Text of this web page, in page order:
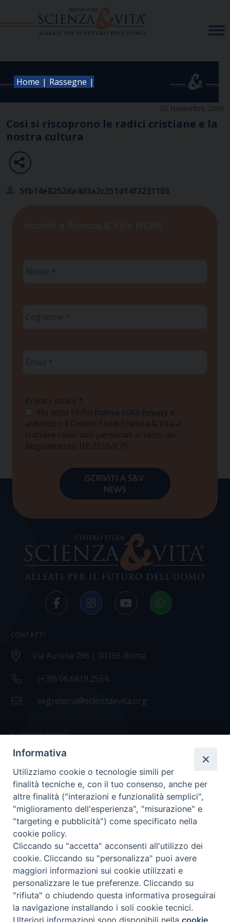
Home | Rassegne |
30 Novembre 2009
Così si riscoprono le radici cristiane e la
nostra cultura
5fb14e8252da4d3a2c351d14f3231103
Privacy policy *
Ho letto l'informativa sulla Privacy e
autorizzo il Centro Studi Scienza & Vita a
trattare i miei dati personali ai sensi del
Regolamento UE 2016/679
CONTATTI
Via Aurelia 796 | 00165 Roma
(+39) 06.6819.2554
segreteria@scienzaevita.org
IL CENTRO STUDI
La nostra storia
Statuto
Presidenza e ufficio presidenza
Consiglio scientifico
Coordinamento nazionale
COPYRIGHT Scienza & Vita - C.F96600690588- Tutti i
diritti -Privacy- Credits
Informativa
Utilizziamo cookie o tecnologie simili per
finalità tecniche e, con il tuo consenso, anche per
altre finalità ("interazioni e funzionalità semplici",
"miglioramento dell'esperienza", "misurazione" e
"targeting e pubblicità") come specificato nella
cookie policy.
Cliccando su "accetta" acconsenti all'utilizzo dei
cookie. Cliccando su "personalizza" puoi avere
maggiori informazioni sui cookie utilizzati e
personalizzare le tue preferenze. Cliccando su
"rifiuta" o chiudendo questa informativa proseguirai
la navigazione installando i soli cookie tecnici.